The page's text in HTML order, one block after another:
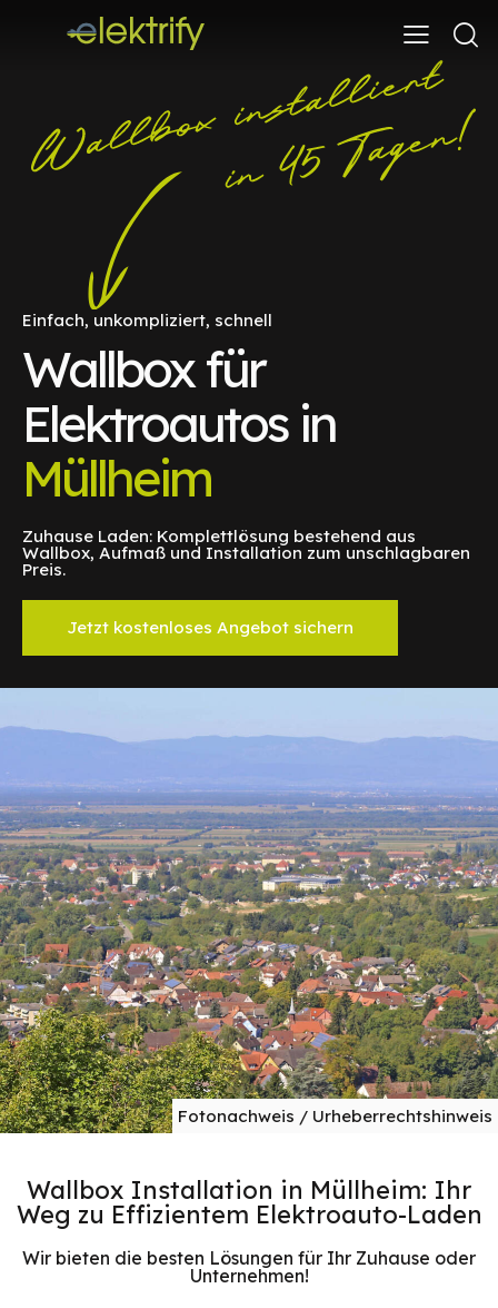
Einfach, unkompliziert, schnell
Wallbox für
Elektroautos in
Müllheim
Zuhause Laden: Komplettlösung bestehend aus
Wallbox, Aufmaß und Installation zum unschlagbaren
Preis.
Jetzt kostenloses Angebot sichern
Fotonachweis / Urheberrechtshinweis
Wallbox Installation in Müllheim: Ihr
Weg zu Effizientem Elektroauto-Laden
Wir bieten die besten Lösungen für Ihr Zuhause oder
Unternehmen!